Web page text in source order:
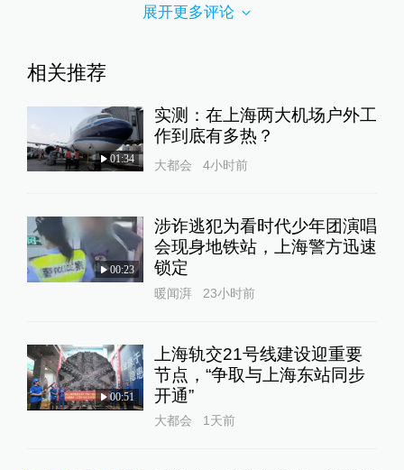
展开更多评论
相关推荐
01:34
实测：在上海两大机场户外工
作到底有多热？
大都会 4小时前
00:23
涉诈逃犯为看时代少年团演唱
会现身地铁站，上海警方迅速
锁定
暖闻湃 23小时前
00:51
上海轨交21号线建设迎重要
节点，“争取与上海东站同步
开通”
大都会 1天前